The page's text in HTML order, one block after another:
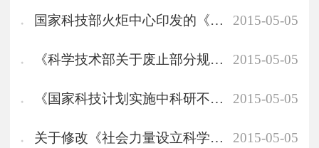
国家科技部火炬中心印发的《科技企业孵化器认定和管理办法》 2015-05-05
《科学技术部关于废止部分规章与规范性文件的决定》 2015-05-05
《国家科技计划实施中科研不端行为处理办法（试行）》 2015-05-05
关于修改《社会力量设立科学技术奖管理办法》的决定 2015-05-05